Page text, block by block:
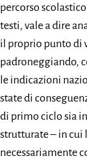
percorso
testi, vale a dire
il proprio punto di
padroneggiando,
le indicazioni
state di
di primo ciclo sia
strutturate – in cui
necessariamente